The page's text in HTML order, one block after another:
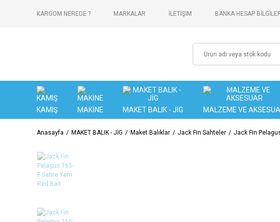
KARGOM NEREDE ? MARKALAR İLETİŞİM BANKA HESAP
KAMIŞ MAKİNE MAKET BALIK - JİG MALZEME VE
Anasayfa MAKET BALIK - JİG Maket Balıklar Jack Fin Sahteler Jack Fin